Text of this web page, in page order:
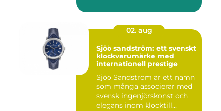
02. aug
Sjöö sandström: ett svenskt
klockvarumärke med
internationell prestige
Sjöö Sandström är ett namn
som många associerar med
svensk ingenjörskonst och
elegans inom klocktill...